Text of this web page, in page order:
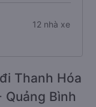
12 nhà xe
Thanh Hóa
Bình